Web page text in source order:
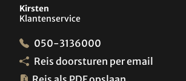
Kirsten
Klantenservice
050-3136000
Reis doorsturen per email